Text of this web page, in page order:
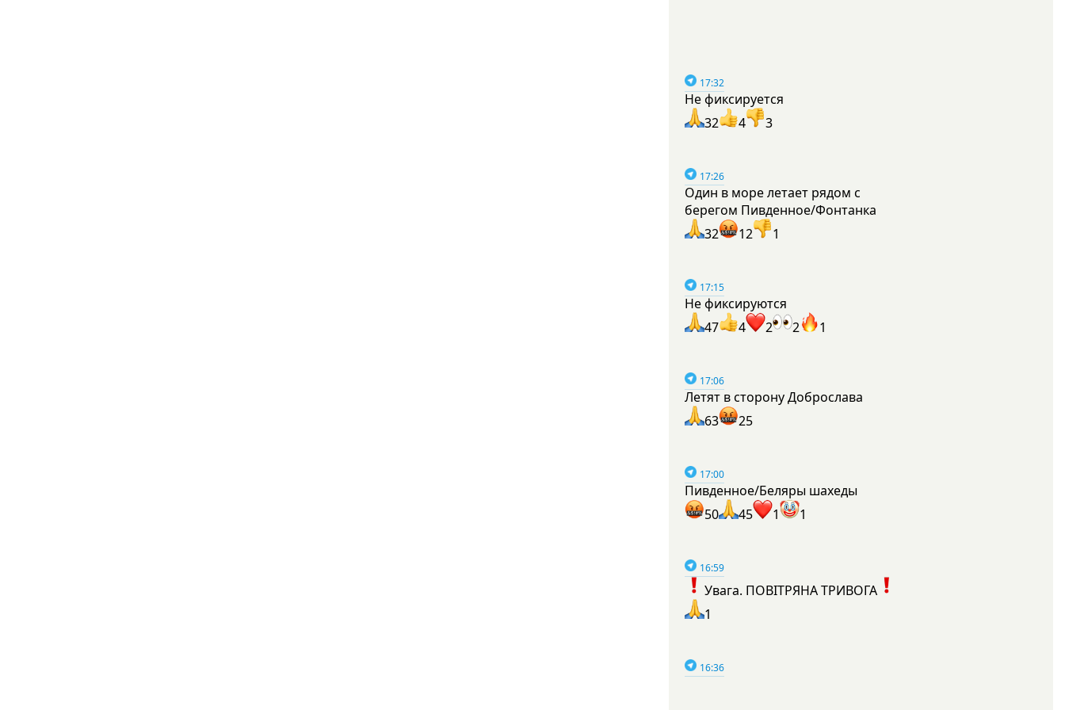
17:32
Не фиксируется
32
4 3
17:26
Один в море летает рядом с
берегом Пивденное/Фонтанка
32
12 1
17:15
Не фиксируются
47
4 2 2 1
17:06
Летят в сторону Доброслава
63
25
17:00
Пивденное/Беляры шахеды
50
45 1 1
16:59
Увага. ПОВІТРЯНА ТРИВОГА
1
16:36